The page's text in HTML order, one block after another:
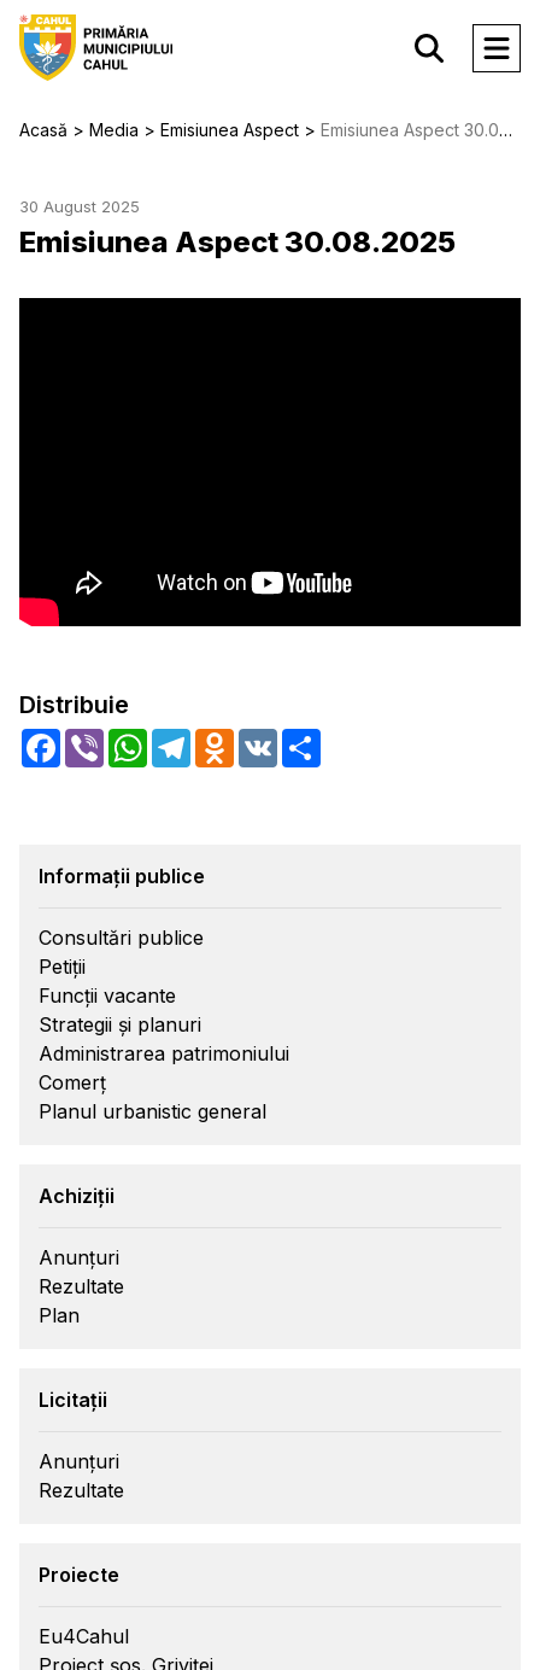
Acasă Media Emisiunea Aspect Emisiunea Aspect 30.08.2025
30 August 2025
Emisiunea Aspect 30.08.2025
Distribuie
Facebook
Viber WhatsApp
TelegramOdnoklassniki
VK
Informații publice
Consultări publice
Petiții
Funcții vacante
Strategii și planuri
Administrarea patrimoniului
Comerț
Planul urbanistic general
Achiziții
Anunțuri
Rezultate
Plan
Licitații
Anunțuri
Rezultate
Proiecte
Eu4Cahul
Proiect șos. Griviței